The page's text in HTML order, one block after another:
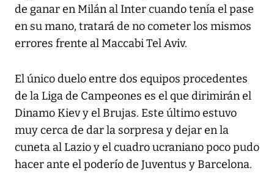
de ganar en Milán al Inter cuando tenía el pase
en su mano, tratará de no cometer los mismos
errores frente al Maccabi Tel Aviv.
El único duelo entre dos equipos procedentes
de la Liga de Campeones es el que dirimirán el
Dinamo Kiev y el Brujas. Este último estuvo
muy cerca de dar la sorpresa y dejar en la
cuneta al Lazio y el cuadro ucraniano poco pudo
hacer ante el poderío de Juventus y Barcelona.